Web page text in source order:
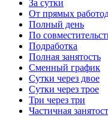
За сутки
От прямых
Полный день
По
Подработка
Полная занятость
Сменный график
Сутки через двое
Сутки через трое
Три через три
Частичная